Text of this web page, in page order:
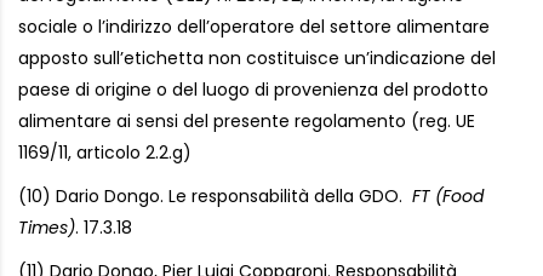
sociale o l’indirizzo dell’operatore del settore alimentare
apposto sull’etichetta non costituisce un’indicazione del
paese di origine o del luogo di provenienza del prodotto
alimentare ai sensi del presente regolamento (reg. UE
1169/11, articolo 2.2.g)
(10) Dario Dongo. Le responsabilità della GDO. FT (Food
Times). 17.3.18
(11) Dario Dongo, Pier Luigi Copparoni. Responsabilità